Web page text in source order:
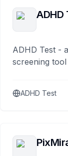
ADHD
ADHD Test -
screening
ADHD Test